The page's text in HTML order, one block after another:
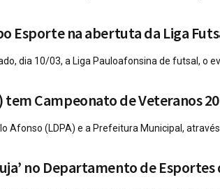
Esporte na abertuta da Liga
dia 10/03, a Liga Pauloafonsina de futsal, o
tem Campeonato de Veteranos
Afonso (LDPA) e a Prefeitura Municipal,
no Departamento de